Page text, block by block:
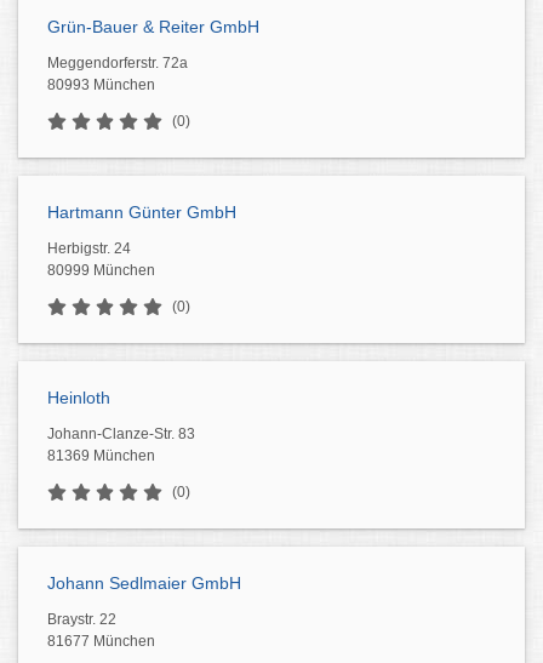
Grün-Bauer & Reiter GmbH
Meggendorferstr. 72a
80993 München
(0)
Hartmann Günter GmbH
Herbigstr. 24
80999 München
(0)
Heinloth
Johann-Clanze-Str. 83
81369 München
(0)
Johann Sedlmaier GmbH
Braystr. 22
81677 München